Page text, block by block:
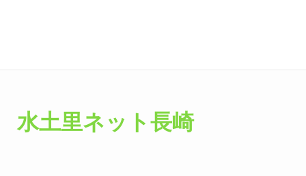
水土里ネット長崎